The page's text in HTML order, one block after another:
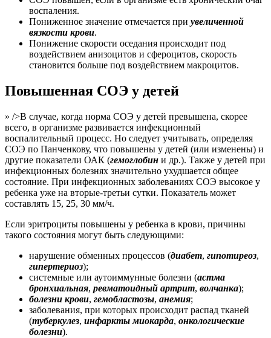
воспаления.
Пониженное значение отмечается при увеличенной
вязкости крови.
Понижение скорости оседания происходит под
воздействием анизоцитов и сфероцитов, скорость
становится больше под воздействием макроцитов.
Повышенная СОЭ у детей
» />В случае, когда норма СОЭ у детей превышена, скорее
всего, в организме развивается инфекционный
воспалительный процесс. Но следует учитывать, определяя
СОЭ по Панченкову, что повышены у детей (или изменены) и
другие показатели ОАК (гемоглобин и др.). Также у детей при
инфекционных болезнях значительно ухудшается общее
состояние. При инфекционных заболеваниях СОЭ высокое у
ребенка уже на вторые-третьи сутки. Показатель может
составлять 15, 25, 30 мм/ч.
Если эритроциты повышены у ребенка в крови, причины
такого состояния могут быть следующими:
нарушение обменных процессов (диабет, гипотиреоз,
гипертериоз);
системные или аутоиммунные болезни (астма
бронхиальная, ревматоидный артрит, волчанка);
болезни крови, гемобластозы, анемия;
заболевания, при которых происходит распад тканей
(туберкулез, инфаркты миокарда, онкологические
болезни).